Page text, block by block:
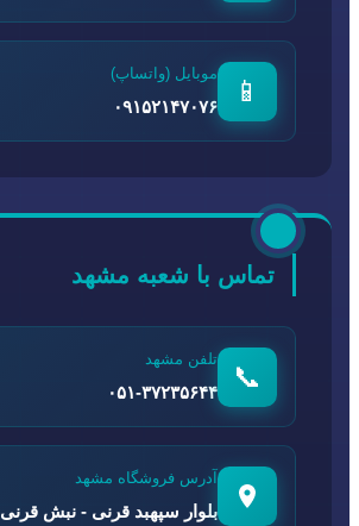
📱
موبایل (واتساپ)
۰۹۱۵۲۱۴۷۰۷۶
تماس با شعبه مشهد
📞
تلفن مشهد
۰۵۱-۳۷۲۳۵۶۴۴
آدرس فروشگاه مشهد
بلوار سپهبد قرنی - نبش قرنی ۳۵